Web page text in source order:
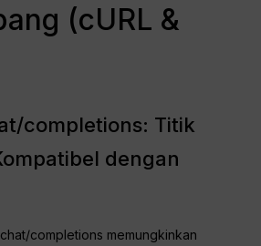
(cURL &
completions: Titik
dengan
completions memungkinkan